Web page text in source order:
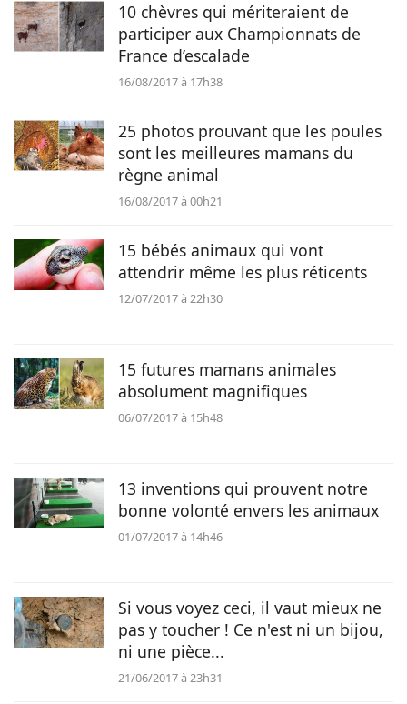
10 chèvres qui mériteraient de
participer aux Championnats de
France d’escalade
16/08/2017 à 17h38
25 photos prouvant que les poules
sont les meilleures mamans du
règne animal
16/08/2017 à 00h21
15 bébés animaux qui vont
attendrir même les plus réticents
12/07/2017 à 22h30
15 futures mamans animales
absolument magnifiques
06/07/2017 à 15h48
13 inventions qui prouvent notre
bonne volonté envers les animaux
01/07/2017 à 14h46
Si vous voyez ceci, il vaut mieux ne
pas y toucher ! Ce n'est ni un bijou,
ni une pièce...
21/06/2017 à 23h31